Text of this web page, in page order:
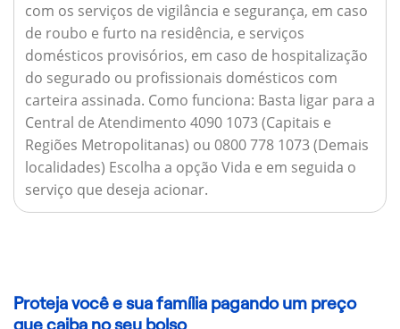
com os serviços de vigilância e segurança, em caso
de roubo e furto na residência, e serviços
domésticos provisórios, em caso de hospitalização
do segurado ou profissionais domésticos com
carteira assinada. Como funciona: Basta ligar para a
Central de Atendimento 4090 1073 (Capitais e
Regiões Metropolitanas) ou 0800 778 1073 (Demais
localidades) Escolha a opção Vida e em seguida o
serviço que deseja acionar.
Proteja você e sua família pagando um preço
que caiba no seu bolso